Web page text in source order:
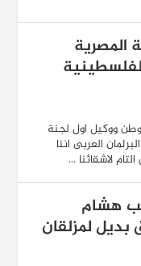
المصرية
ووكيل اول لجنة
العربى اننا
لاشقائنا ...
هشام
لمزلقان